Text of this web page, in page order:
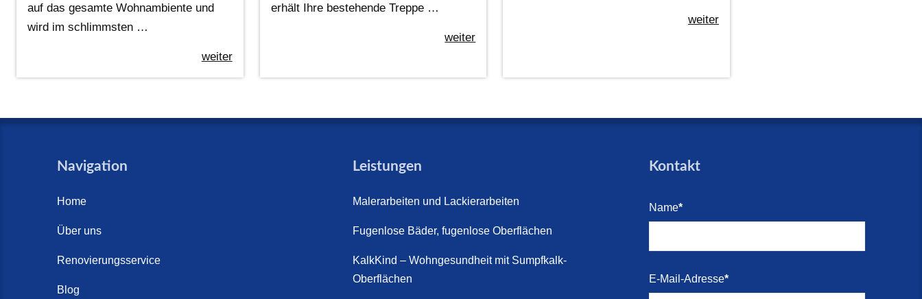
auf das gesamte Wohnambiente und
wird im schlimmsten …
weiter
erhält Ihre bestehende Treppe …
weiter
weiter
Navigation
Home
Über uns
Renovierungsservice
Blog
Leistungen
Malerarbeiten und Lackierarbeiten
Fugenlose Bäder, fugenlose Oberflächen
KalkKind – Wohngesundheit mit Sumpfkalk-
Oberflächen
Kontakt
Name*
E-Mail-Adresse*